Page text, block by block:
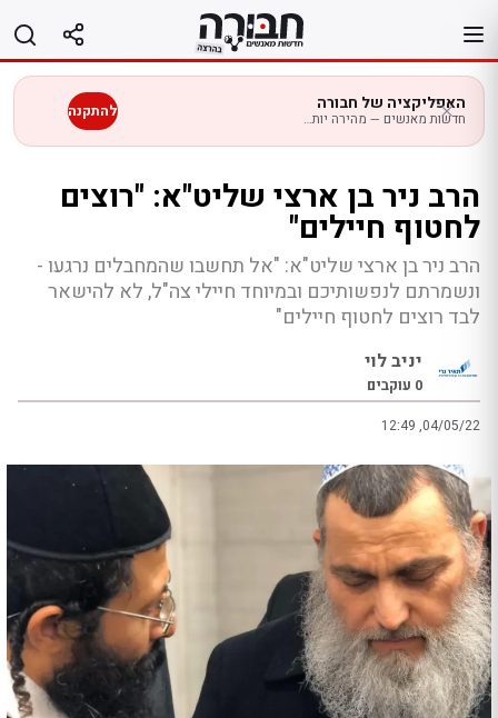
לתוכן
האפליקציה של חבורה
חדשות מאנשים — מהירה יותר בנייד להתקנה
הרב ניר בן ארצי שליט"א: "רוצים
לחטוף חיילים"
הרב ניר בן ארצי שליט"א: "אל תחשבו שהמחבלים נרגעו -
ונשמרתם לנפשותיכם ובמיוחד חיילי צה"ל, לא להישאר
לבד רוצים לחטוף חיילים"
יניב לוי
0 עוקבים
12:49 ,04/05/22